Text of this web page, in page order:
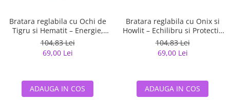
Bratara reglabila cu Ochi de
Tigru si Hematit – Energie,
Protectie si Echilibru
104,83 Lei
69,00 Lei
ADAUGA IN COS
Bratara reglabila cu Onix si
Howlit – Echilibru si Protectie
Energetica
104,83 Lei
69,00 Lei
ADAUGA IN COS